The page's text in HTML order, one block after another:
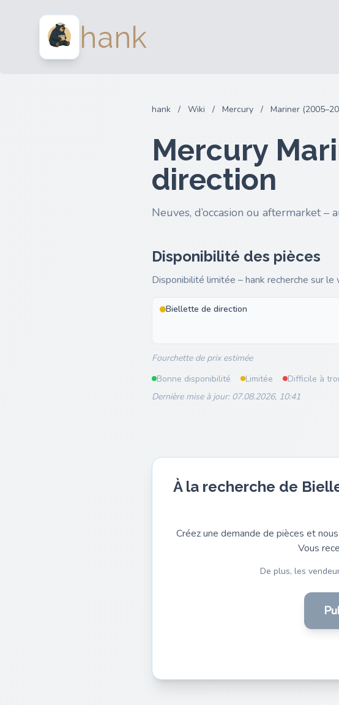
hank
hank / Wiki / Mercury / Mariner
Mercury
direction
Neuves, d’occasion ou aftermarket
Disponibilité des pièces
Disponibilité limitée – hank recherche sur le
Biellette de direction
Fourchette de prix estimée
Bonne disponibilité
Limitée
Difficile à
Dernière mise à jour: 07.08.2026, 10:41
À la recherche de
Créez une demande de pièces et
Vous
De plus, les